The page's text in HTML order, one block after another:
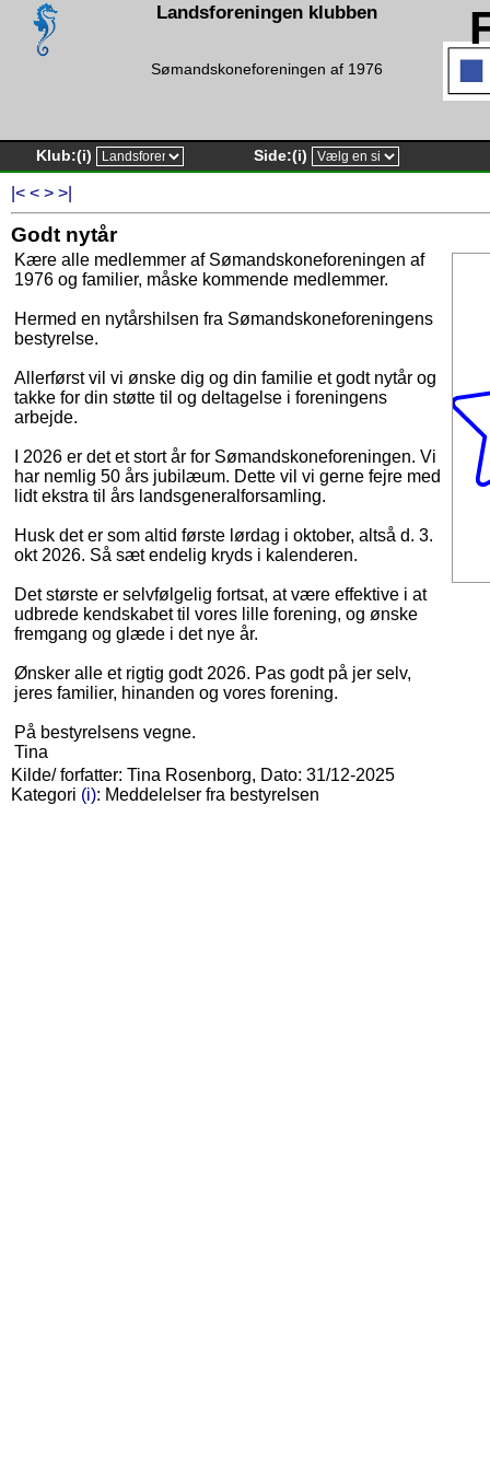
Landsforeningen klubben
Sømandskoneforeningen af 1976
Klub:(i) Side:(i)
|< < > >|
Godt nytår
Kære alle medlemmer af Sømandskoneforeningen af
1976 og familier, måske kommende medlemmer.
Hermed en nytårshilsen fra Sømandskoneforeningens
bestyrelse.
Allerførst vil vi ønske dig og din familie et godt nytår og
takke for din støtte til og deltagelse i foreningens
arbejde.
I 2026 er det et stort år for Sømandskoneforeningen. Vi
har nemlig 50 års jubilæum. Dette vil vi gerne fejre med
lidt ekstra til års landsgeneralforsamling.
Husk det er som altid første lørdag i oktober, altså d. 3.
okt 2026. Så sæt endelig kryds i kalenderen.
Det største er selvfølgelig fortsat, at være effektive i at
udbrede kendskabet til vores lille forening, og ønske
fremgang og glæde i det nye år.
Ønsker alle et rigtig godt 2026. Pas godt på jer selv,
jeres familier, hinanden og vores forening.
På bestyrelsens vegne.
Tina
Kilde/ forfatter: Tina Rosenborg, Dato: 31/12-2025
Kategori (i): Meddelelser fra bestyrelsen